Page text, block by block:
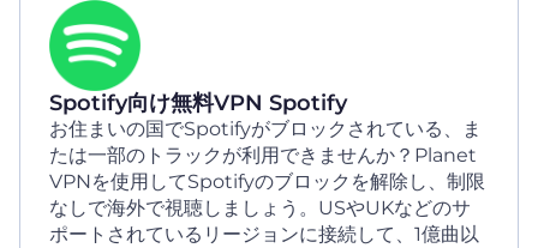
Spotify向け無料VPN Spotify
お住まいの国でSpotifyがブロックされている、ま
たは一部のトラックが利用できませんか？Planet
VPNを使用してSpotifyのブロックを解除し、制限
なしで海外で視聴しましょう。USやUKなどのサ
ポートされているリージョンに接続して、1億曲以